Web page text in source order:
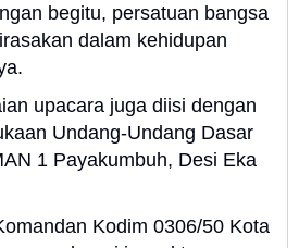
begitu, persatuan bangsa
dalam kehidupan
upacara juga diisi dengan
Undang-Undang Dasar
1 Payakumbuh, Desi Eka
Kodim 0306/50 Kota